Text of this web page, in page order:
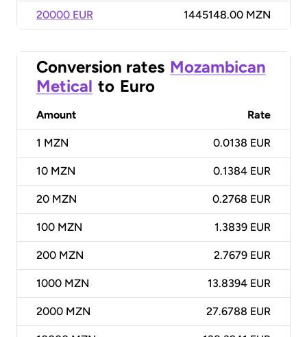
20000 EUR 1445148.00 MZN
Conversion rates Mozambican
Metical to Euro
Amount Rate
1 MZN 0.0138 EUR
10 MZN 0.1384 EUR
20 MZN 0.2768 EUR
100 MZN 1.3839 EUR
200 MZN 2.7679 EUR
1000 MZN 13.8394 EUR
2000 MZN 27.6788 EUR